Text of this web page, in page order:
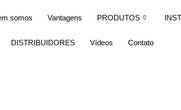
somos Vantagens PRODUTOS
DISTRIBUIDORES Vídeos Contato